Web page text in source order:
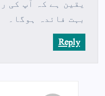
یقین ہے کہ آپ کی
بہت فائدہ ہوگا۔
Reply